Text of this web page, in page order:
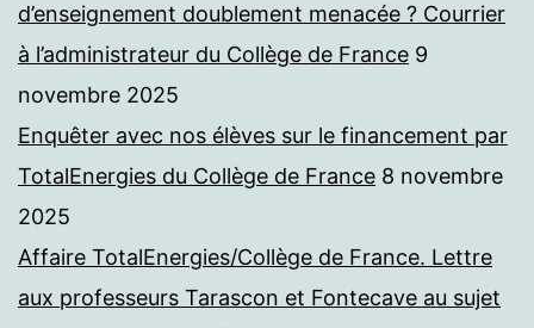
d’enseignement doublement menacée ? Courrier
à l’administrateur du Collège de France 9
novembre 2025
Enquêter avec nos élèves sur le financement par
TotalEnergies du Collège de France 8 novembre
2025
Affaire TotalEnergies/Collège de France. Lettre
aux professeurs Tarascon et Fontecave au sujet